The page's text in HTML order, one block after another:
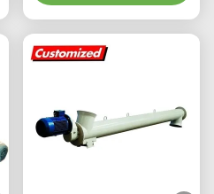
de ciment en silo